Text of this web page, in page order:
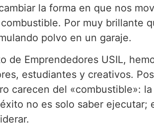
la forma en que nos
Por muy brillante
polvo en un garaje.
de Emprendedores USIL,
estudiantes y creativos.
carecen del «combustible»:
no es solo saber ejecutar;